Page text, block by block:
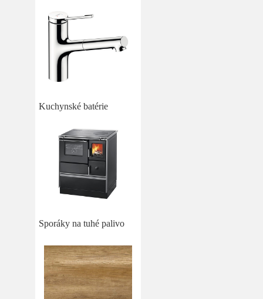
Kuchynské batérie
Sporáky na tuhé palivo